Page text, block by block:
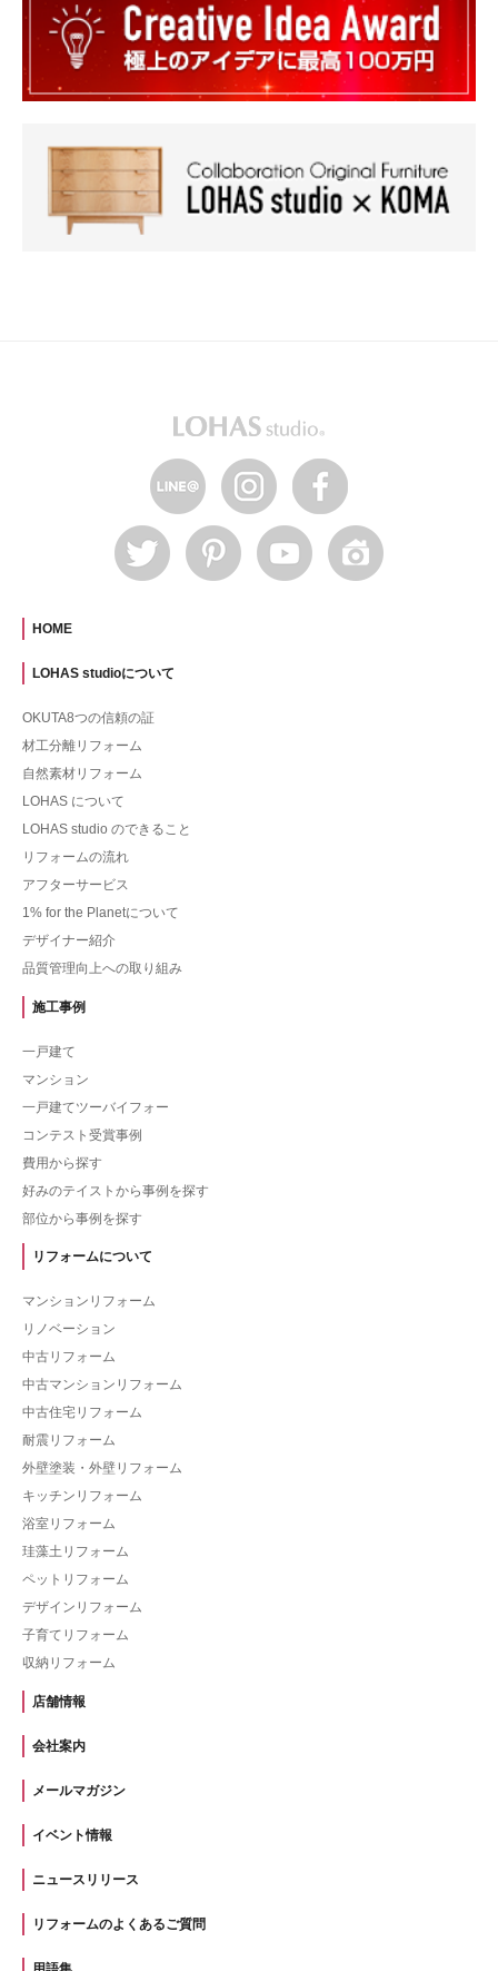
HOME
LOHAS studioについて
OKUTA8つの信頼の証
材工分離リフォーム
自然素材リフォーム
LOHAS について
LOHAS studio のできること
リフォームの流れ
アフターサービス
1% for the Planetについて
デザイナー紹介
品質管理向上への取り組み
施工事例
一戸建て
マンション
一戸建てツーバイフォー
コンテスト受賞事例
費用から探す
好みのテイストから事例を探す
部位から事例を探す
リフォームについて
マンションリフォーム
リノベーション
中古リフォーム
中古マンションリフォーム
中古住宅リフォーム
耐震リフォーム
外壁塗装・外壁リフォーム
キッチンリフォーム
浴室リフォーム
珪藻土リフォーム
ペットリフォーム
デザインリフォーム
子育てリフォーム
収納リフォーム
店舗情報
会社案内
メールマガジン
イベント情報
ニュースリリース
リフォームのよくあるご質問